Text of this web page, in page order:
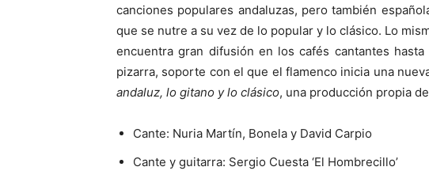
canciones populares andaluzas, pero también
que se nutre a su vez de lo popular y lo clásico. Lo
encuentra gran difusión en los cafés cantantes
pizarra, soporte con el que el flamenco inicia una
andaluz, lo gitano y lo clásico, una producción propia
Cante: Nuria Martín, Bonela y David Carpio
Cante y guitarra: Sergio Cuesta ‘El Hombrecillo’